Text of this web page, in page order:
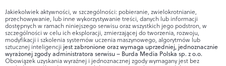
Jakiekolwiek aktywności, w szczególności: pobieranie, zwielokrotnianie,
przechowywanie, lub inne wykorzystywanie treści, danych lub informacji
dostępnych w ramach niniejszego serwisu oraz wszystkich jego podstron, w
szczególności w celu ich eksploracji, zmierzającej do tworzenia, rozwoju,
modyfikacji i szkolenia systemów uczenia maszynowego, algorytmów lub
sztucznej inteligencji jest zabronione oraz wymaga uprzedniej, jednoznacznie
wyrażonej zgody administratora serwisu – Burda Media Polska sp. z o.o.
Obowiązek uzyskania wyraźnej i jednoznacznej zgody wymagany jest bez